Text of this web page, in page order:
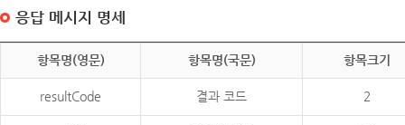
응답 메시지 명세
항목명(영문) 항목명(국문) 항목크기
resultCode 결과 코드 2